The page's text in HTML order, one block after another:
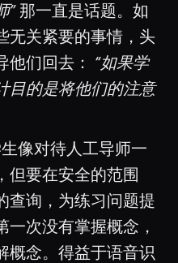
”那一直是话题。如
无关紧要的事情，头
他们回去： “如果学
目的是将他们的注意
像对待人工导师一
但要在安全的范围
查询，为练习问题提
次没有掌握概念，
概念。得益于语音识